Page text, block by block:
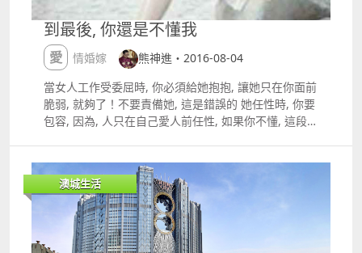
到最後, 你還是不懂我
愛情婚嫁
熊神進・2016-08-04
當女人工作受委屈時, 你必須給她抱抱, 讓她只在你面前
脆弱, 就夠了！不要責備她, 這是錯誤的 她任性時, 你要
包容, 因為, 人只在自己愛人前任性, 如果你不懂, 這段情
13726267799晚8時後 熊神進：澳門 85366618785
Facebook 熊神進澳門風水師 公共微信
macaumasterxiong 淘寶風水法器店：
httpmacauhung.taobao.com
澳城生活